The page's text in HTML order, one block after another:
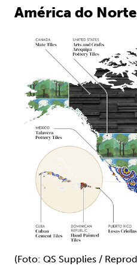
América do
(Foto: QS Supplies /